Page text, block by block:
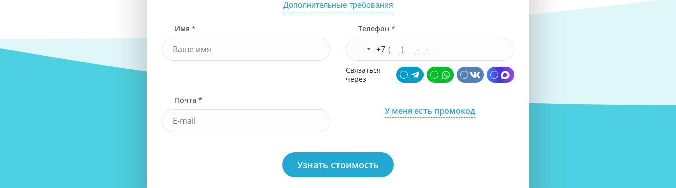
Дополнительные требования
Имя * Телефон *
+7
Связаться
через
Почта *
У меня есть промокод
Узнать стоимость